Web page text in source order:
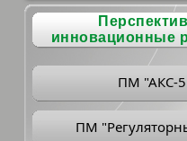
инновационные
ПМ "АКС-
ПМ